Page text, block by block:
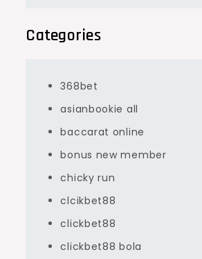
Categories
368bet
asianbookie all
baccarat online
bonus new member
chicky run
clcikbet88
clickbet88
clickbet88 bola